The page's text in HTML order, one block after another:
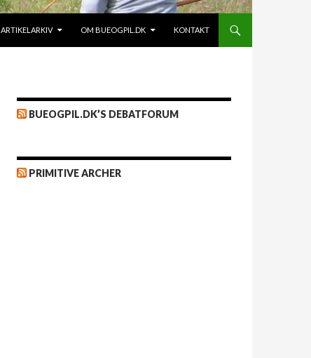
ARTIKELARKIV OM BUEOGPIL.DK KONTAKT
BUEOGPIL.DK’S DEBATFORUM
PRIMITIVE ARCHER